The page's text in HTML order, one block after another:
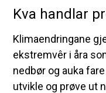
Kva handlar
Klimaendringane
ekstremvêr i åra
nedbør og auka
utvikle og prøve ut